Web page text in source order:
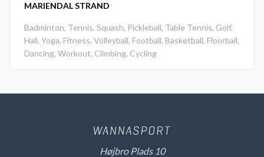
MARIENDAL STRAND
Badminton, Tennis, Squash, Pickleball, Table Tennis, Golf,
Hall, Yoga, Fitness, Volleyball, Football, Basketball, Floorball,
Dancing, Workout, Climbing, Cycling
Højbro Plads 10